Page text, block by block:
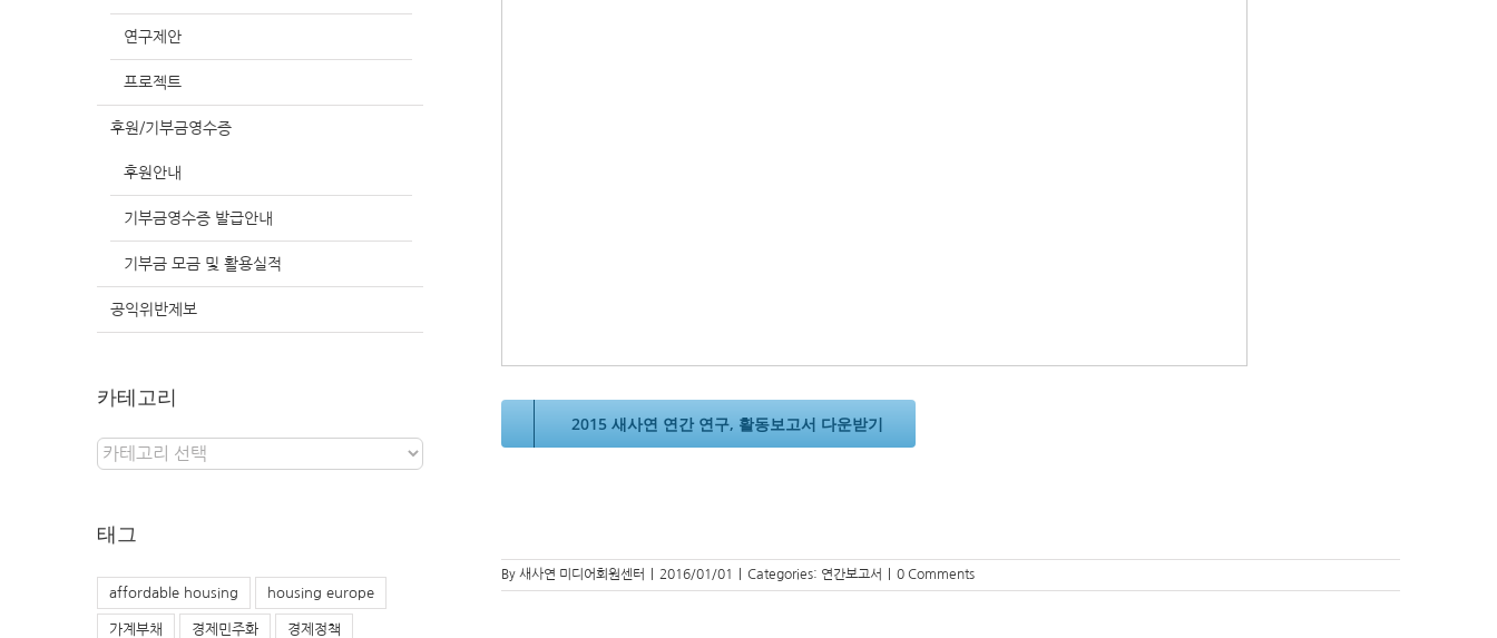
2015 새사연 연간 연구, 활동보고서 다운받기
By 새사연 미디어회원센터 2016/01/01 Categories: 연간보고서 0 Comments
연구제안
프로젝트
후원/기부금영수증
후원안내
기부금영수증 발급안내
기부금 모금 및 활용실적
공익위반제보
카테고리
카
테
태그
affordable housing housing europe
가계부채 경제민주화 경제정책